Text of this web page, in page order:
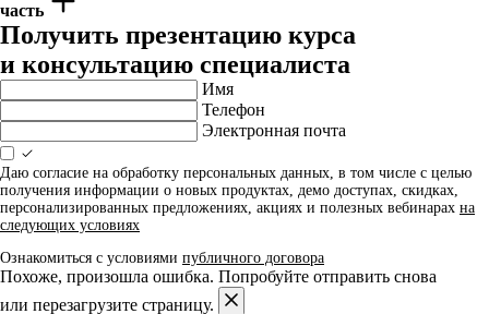
часть
Получить презентацию курса
и консультацию специалиста
Имя
Телефон
Электронная почта
Даю согласие на обработку персональных данных, в том числе с целью
получения информации о новых продуктах, демо доступах, скидках,
персонализированных предложениях, акциях и полезных вебинарах на
следующих условиях
Ознакомиться с условиями публичного договора
Похоже, произошла ошибка. Попробуйте отправить снова
или перезагрузите страницу.